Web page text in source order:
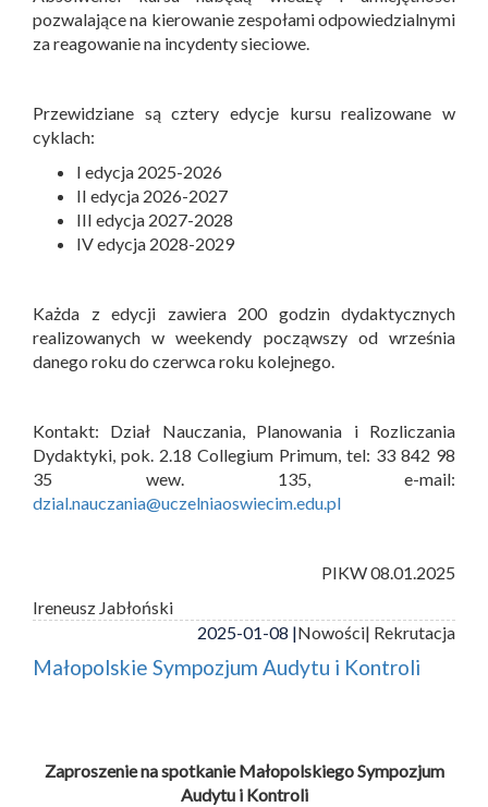
pozwalające na kierowanie zespołami odpowiedzialnymi
za reagowanie na incydenty sieciowe.
Przewidziane są cztery edycje kursu realizowane w
cyklach:
I edycja 2025-2026
II edycja 2026-2027
III edycja 2027-2028
IV edycja 2028-2029
Każda z edycji zawiera 200 godzin dydaktycznych
realizowanych w weekendy począwszy od września
danego roku do czerwca roku kolejnego.
Kontakt: Dział Nauczania, Planowania i Rozliczania
Dydaktyki, pok. 2.18 Collegium Primum, tel: 33 842 98
35 wew. 135, e-mail:
dzial.nauczania@uczelniaoswiecim.edu.pl
PIKW 08.01.2025
Ireneusz Jabłoński
2025-01-08 |Nowości| Rekrutacja
Małopolskie Sympozjum Audytu i Kontroli
Zaproszenie na spotkanie Małopolskiego Sympozjum
Audytu i Kontroli